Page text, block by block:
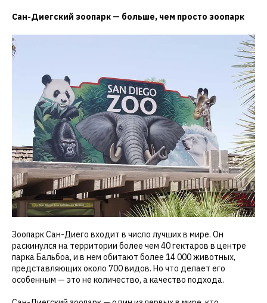
Сан-Диегский зоопарк — больше, чем просто зоопарк
Зоопарк Сан-Диего входит в число лучших в мире. Он
раскинулся на территории более чем 40 гектаров в центре
парка Бальбоа, и в нем обитают более 14 000 животных,
представляющих около 700 видов. Но что делает его
особенным — это не количество, а качество подхода.